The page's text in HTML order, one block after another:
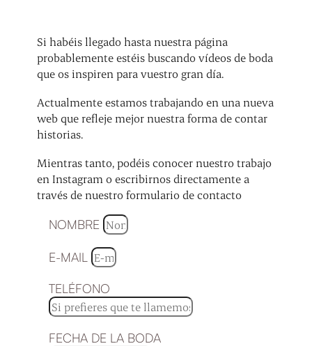
Si habéis llegado hasta nuestra página
probablemente estéis buscando vídeos de boda
que os inspiren para vuestro gran día.
Actualmente estamos trabajando en una nueva
web que refleje mejor nuestra forma de contar
historias.
Mientras tanto, podéis conocer nuestro trabajo
en Instagram o escribirnos directamente a
través de nuestro formulario de contacto
NOMBRE
E-MAIL
TELÉFONO
FECHA DE LA BODA